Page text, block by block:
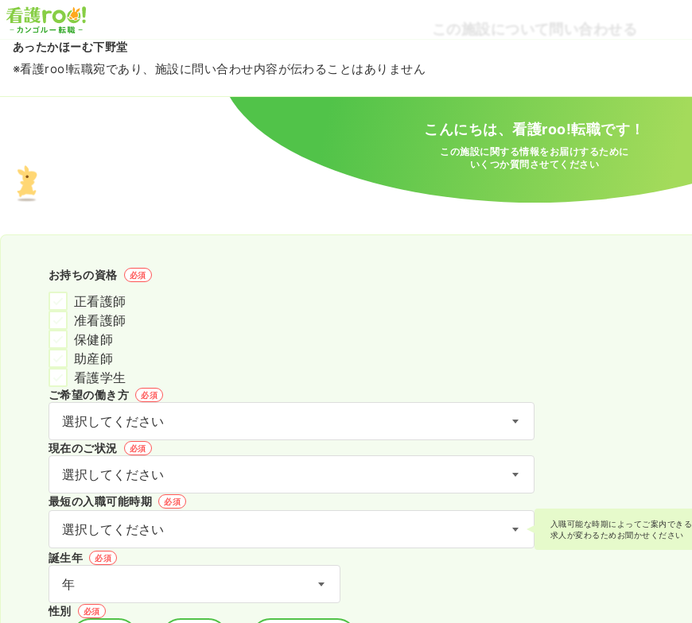
この施設について問い合わせる
あったかほーむ下野堂
※看護roo!転職宛であり、施設に問い合わせ内容が伝わることはありません
こんにちは、看護roo!転職です！
この施設に関する情報をお届けするために
いくつか質問させてください
お持ちの資格 必須
正看護師
准看護師
保健師
助産師
看護学生
ご希望の働き方 必須
現在のご状況 必須
最短の入職可能時期 必須
入職可能な時期によってご案内できる
求人が変わるためお聞かせください
誕生年 必須
性別 必須